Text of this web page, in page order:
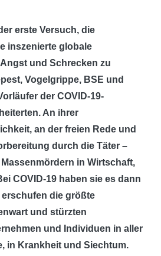
erste Versuch, die
inszenierte globale
und Schrecken zu
Vogelgrippe, BSE und
der COVID-19-
An ihrer
an der freien Rede und
durch die Täter –
in Wirtschaft,
COVID-19 haben sie es dann
erschufen die größte
und stürzten
und Individuen in aller
in Krankheit und Siechtum.